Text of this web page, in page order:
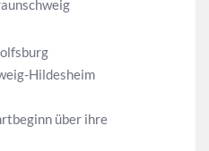
Hildesheim
über ihre